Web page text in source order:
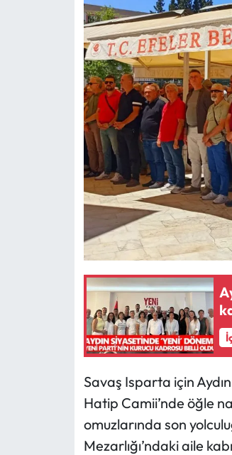
Savaş Isparta için
Hatip Camii’nde öğle
omuzlarında son
Mezarlığı’ndaki aile